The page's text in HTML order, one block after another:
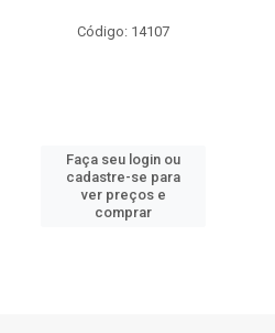
Código: 14107
Faça seu login ou
cadastre-se para
ver preços e
comprar